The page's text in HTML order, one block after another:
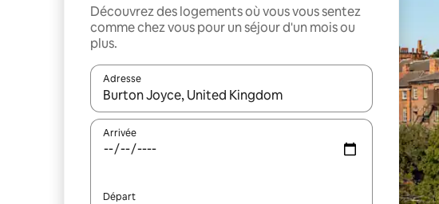
Découvrez des logements où vous vous sentez
comme chez vous pour un séjour d'un mois ou
plus.
Adresse
Lorsque les résultats s'affichent, utilisez les flèches vers le haut
Arrivée
Départ